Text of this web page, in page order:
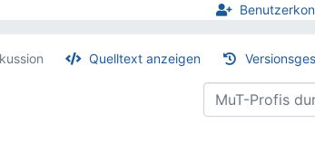
Quelltext anzeigen